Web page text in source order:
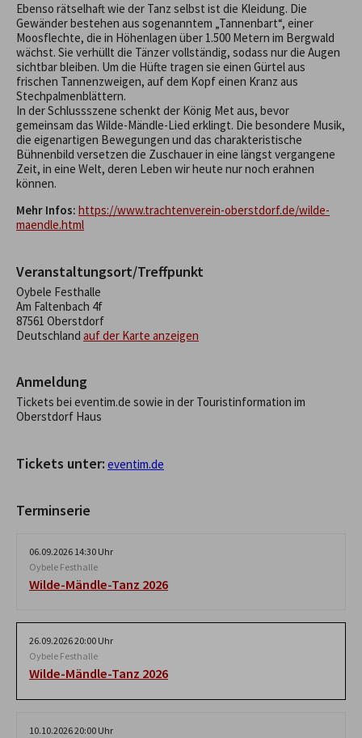
Ebenso rätselhaft wie der Tanz selbst ist die Kleidung. Die
Gewänder bestehen aus sogenanntem „Tannenbart“, einer
Moosflechte, die in Höhenlagen über 1.500 Metern im Bergwald
wächst. Sie verhüllt die Tänzer vollständig, sodass nur die Augen
sichtbar bleiben. Um die Hüfte tragen sie einen Gürtel aus
frischen Tannenzweigen, auf dem Kopf einen Kranz aus
Stechpalmenblättern.
In der Schlussszene schenkt der König Met aus, bevor
gemeinsam das Wilde-Mändle-Lied erklingt. Die besondere Musik,
die eigenartigen Bewegungen und das charakteristische
Bühnenbild versetzen die Zuschauer in eine längst vergangene
Zeit, in eine Welt, deren Leben wir heute nur noch erahnen
können.
Mehr Infos: https://www.trachtenverein-oberstdorf.de/wilde-
maendle.html
Veranstaltungsort/Treffpunkt
Oybele Festhalle
Am Faltenbach 4f
87561 Oberstdorf
Deutschland auf der Karte anzeigen
Anmeldung
Tickets bei eventim.de sowie in der Touristinformation im
Oberstdorf Haus
Tickets unter: eventim.de
Terminserie
06.09.2026 14:30 Uhr
Oybele Festhalle
Wilde-Mändle-Tanz 2026
26.09.2026 20:00 Uhr
Oybele Festhalle
Wilde-Mändle-Tanz 2026
10.10.2026 20:00 Uhr